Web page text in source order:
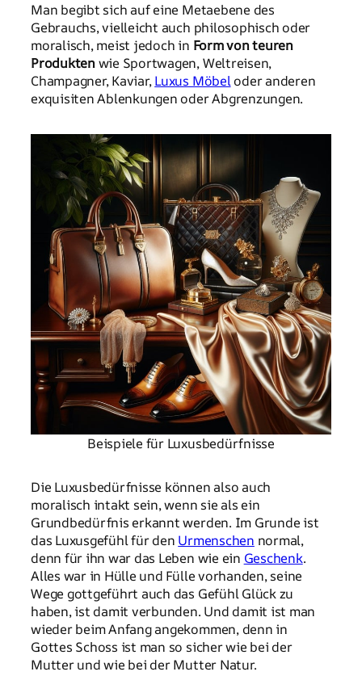
Man begibt sich auf eine Metaebene des
Gebrauchs, vielleicht auch philosophisch oder
moralisch, meist jedoch in Form von teuren
Produktenwie Sportwagen, Weltreisen,
Champagner, Kaviar,Luxus Möbeloder anderen
exquisiten Ablenkungen oder Abgrenzungen.
Beispiele für Luxusbedürfnisse
Die Luxusbedürfnisse können also auch
moralisch intakt sein, wenn sie als ein
Grundbedürfnis erkannt werden. Im Grunde ist
das Luxusgefühl für den Urmenschen normal,
denn für ihn war das Leben wie ein Geschenk.
Alles war in Hülle und Fülle vorhanden, seine
Wege gottgeführt auch das Gefühl Glück zu
haben, ist damit verbunden. Und damit ist man
wieder beim Anfang angekommen, denn in
Gottes Schoss ist man so sicher wie bei der
Mutter und wie bei der Mutter Natur.